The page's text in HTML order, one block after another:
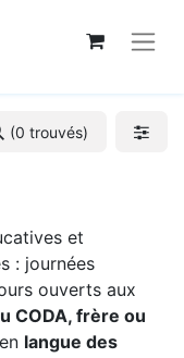
(0 trouvés)
et
: journées
ouverts aux
CODA, frère ou
langue des